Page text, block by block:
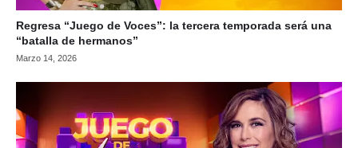
Regresa “Juego de Voces”: la tercera temporada será una
“batalla de hermanos”
Marzo 14, 2026